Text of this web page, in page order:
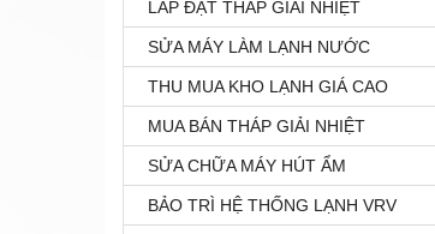
LẮP ĐẶT THÁP GIẢI NHIỆT
SỬA MÁY LÀM LẠNH NƯỚC
THU MUA KHO LẠNH GIÁ CAO
MUA BÁN THÁP GIẢI NHIỆT
SỬA CHỮA MÁY HÚT ẨM
BẢO TRÌ HỆ THỐNG LẠNH VRV